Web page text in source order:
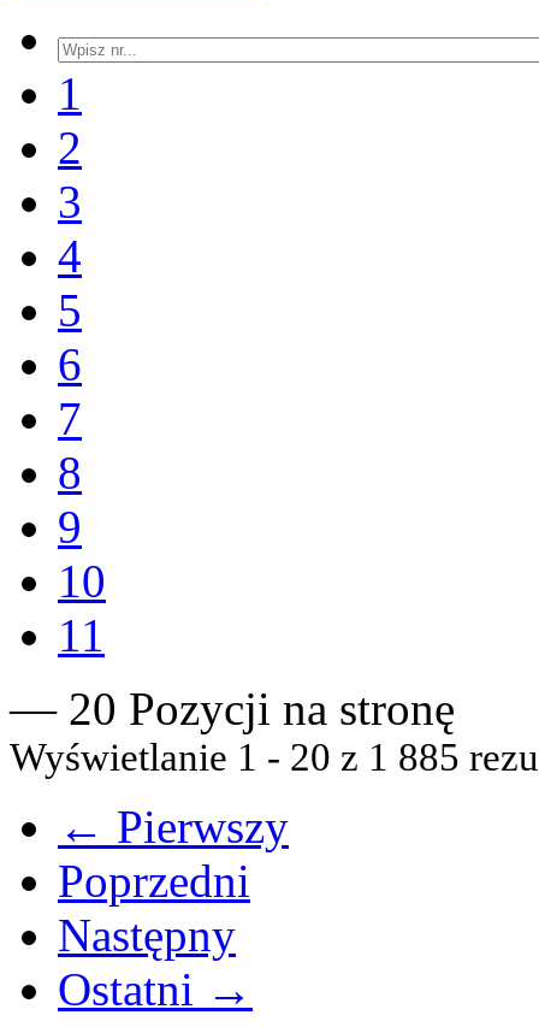
1
2
3
4
5
6
7
8
9
10
11
— 20 Pozycji na stronę
Wyświetlanie 1 - 20 z 1 885
← Pierwszy
Poprzedni
Następny
Ostatni →